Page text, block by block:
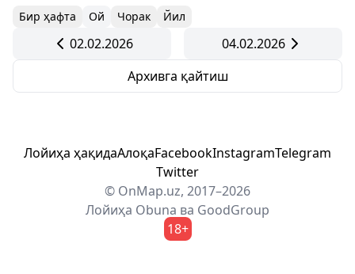
Бир ҳафта Ой Чорак Йил
02.02.2026
04.02.2026
Архивга қайтиш
Лойиҳа ҳақидаАлоқаFacebookInstagramTelegram
Twitter
© OnMap.uz, 2017–2026
Лойиҳа Obuna ва GoodGroup
18+